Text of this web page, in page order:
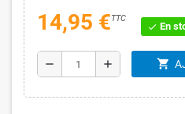
14,95 €TTC
check En
remove add shopping_cart